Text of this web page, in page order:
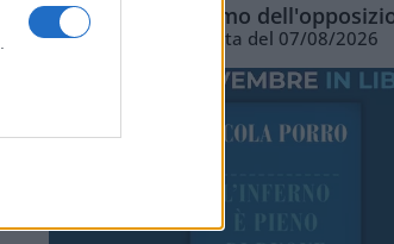
L'ottimismo
Vignetta del 07/08/2026